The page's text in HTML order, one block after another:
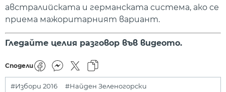
австралийската и германската система, ако се
приема мажоритарният вариант.
Гледайте целия разговор във видеото.
Сподели
#Избори 2016 #Найден Зеленогорски